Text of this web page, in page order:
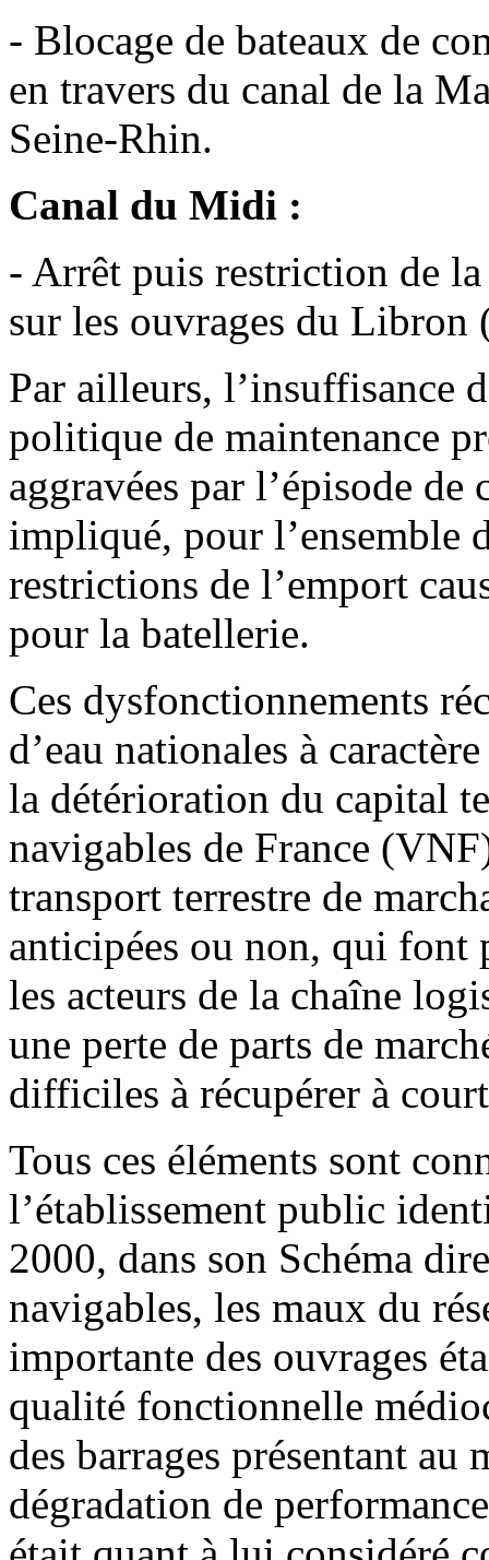
- Blocage de bateaux de
en travers du canal de la
Seine-Rhin.
Canal du Midi :
- Arrêt puis restriction de
sur les ouvrages du
Par ailleurs, l’insuffisance
politique de maintenance
aggravées par l’épisode
impliqué, pour l’ensemble
restrictions de l’emport
pour la batellerie.
Ces dysfonctionnements
d’eau nationales à
la détérioration du capital
navigables de France
transport terrestre de
anticipées ou non, qui font
les acteurs de la chaîne
une perte de parts de
difficiles à récupérer à
Tous ces éléments sont
l’établissement public
2000, dans son Schéma
navigables, les maux du
importante des ouvrages
qualité fonctionnelle
des barrages présentant
dégradation de